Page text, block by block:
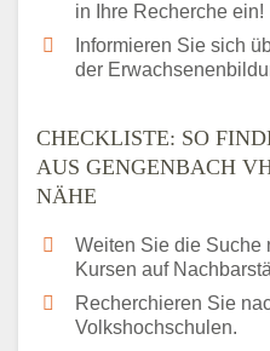
in Ihre Recherche ein!
Informieren Sie sich
der
CHECKLISTE: SO
AUS GENGENBACH
NÄHE
Weiten Sie die Suche
Kursen auf
Recherchieren Sie
Volkshochschulen.